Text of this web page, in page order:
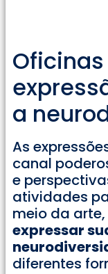
a
As
canal
e
atividades
meio da
expressar
diferentes